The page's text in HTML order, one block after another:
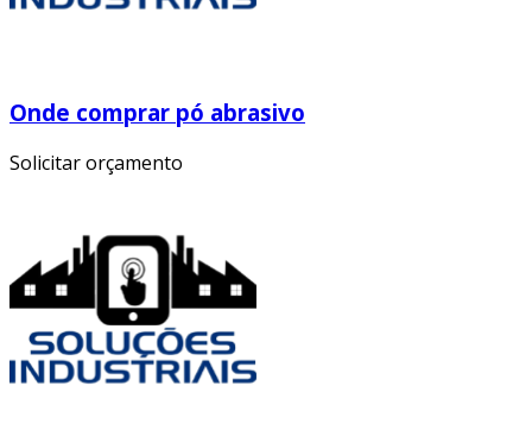
Onde comprar pó abrasivo
Solicitar orçamento